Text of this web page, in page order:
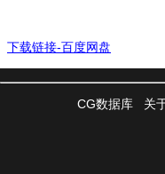
下载链接-百度网盘
CG数据库 关